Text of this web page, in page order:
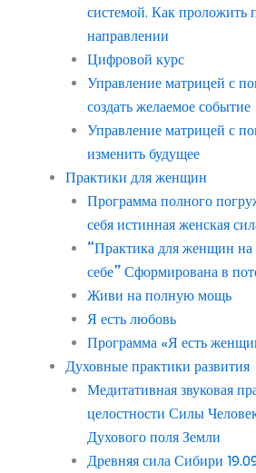
системой. Как проложить
направлении
Цифровой курс
Управление матрицей с
создать желаемое событие
Управление матрицей с
изменить будущее
Практики для женщин
Программа полного
себя истинная женская
“Практика для женщин
себе” Сформирована в
Живи на полную мощь
Я есть любовь
Программа «Я есть
Духовные практики развития
Медитативная звуковая
целостности Силы
Духового поля Земли
Древняя сила Сибири